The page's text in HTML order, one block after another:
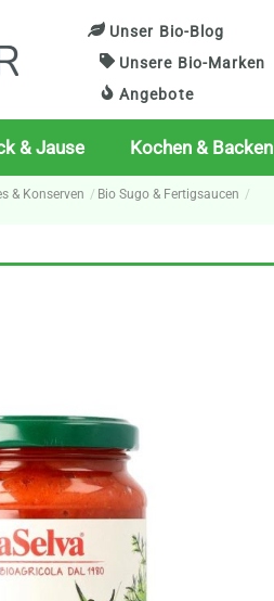
Unser Bio-Blog
Unsere Bio-Marken
Angebote
& Jause Kochen & Backen
& Konserven Bio Sugo & Fertigsaucen